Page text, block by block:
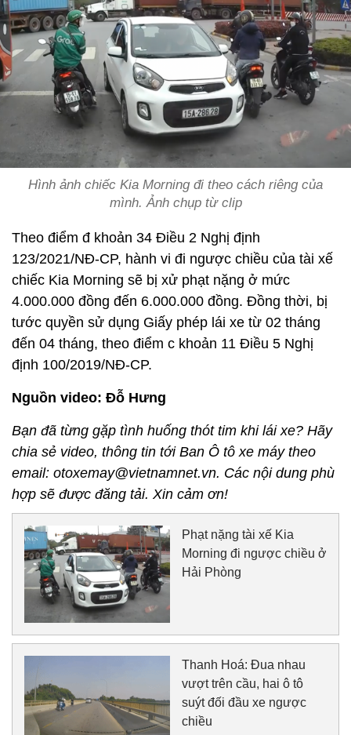
Hình ảnh chiếc Kia Morning đi theo cách riêng của
mình. Ảnh chụp từ clip
Theo điểm đ khoản 34 Điều 2 Nghị định
123/2021/NĐ-CP, hành vi đi ngược chiều của tài xế
chiếc Kia Morning sẽ bị xử phạt nặng ở mức
4.000.000 đồng đến 6.000.000 đồng. Đồng thời, bị
tước quyền sử dụng Giấy phép lái xe từ 02 tháng
đến 04 tháng, theo điểm c khoản 11 Điều 5 Nghị
định 100/2019/NĐ-CP.
Nguồn video: Đỗ Hưng
Bạn đã từng gặp tình huống thót tim khi lái xe? Hãy
chia sẻ video, thông tin tới Ban Ô tô xe máy theo
email: otoxemay@vietnamnet.vn. Các nội dung phù
hợp sẽ được đăng tải. Xin cảm ơn!
Phạt nặng tài xế Kia
Morning đi ngược chiều ở
Hải Phòng
Thanh Hoá: Đua nhau
vượt trên cầu, hai ô tô
suýt đối đầu xe ngược
chiều